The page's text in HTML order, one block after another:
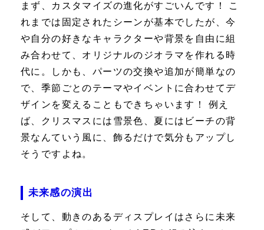
まず、カスタマイズの進化がすごいんです！ こ
れまでは固定されたシーンが基本でしたが、今
や自分の好きなキャラクターや背景を自由に組
み合わせて、オリジナルのジオラマを作れる時
代に。しかも、パーツの交換や追加が簡単なの
で、季節ごとのテーマやイベントに合わせてデ
ザインを変えることもできちゃいます！ 例え
ば、クリスマスには雪景色、夏にはビーチの背
景なんていう風に、飾るだけで気分もアップし
そうですよね。
未来感の演出
そして、動きのあるディスプレイはさらに未来